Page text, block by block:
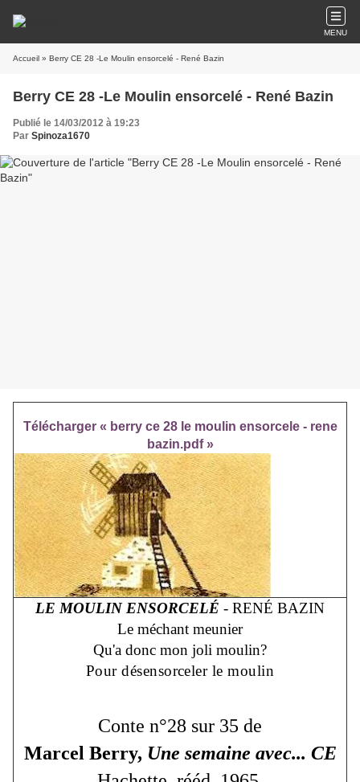
MENU
Accueil » Berry CE 28 -Le Moulin ensorcelé - René Bazin
Berry CE 28 -Le Moulin ensorcelé - René Bazin
Publié le 14/03/2012 à 19:23
Par Spinoza1670
Télécharger « berry ce 28 le moulin ensorcele - rene
bazin.pdf »
LE MOULIN ENSORCELÉ - RENÉ BAZIN
Le méchant meunier
Qu'a donc mon joli moulin?
Pour désensorceler le moulin
Conte n°28 sur 35 de
Marcel Berry, Une semaine avec... CE